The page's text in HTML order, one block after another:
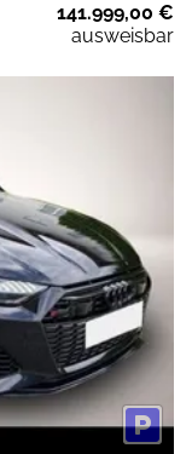
141.999,00 €
ausweisbar